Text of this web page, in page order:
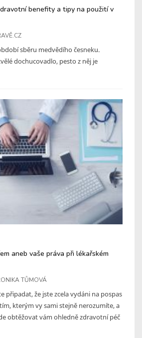
benefity a tipy na použití v
sběru medvědího česneku.
dochucovadlo, pesto z něj je
aneb vaše práva při lékařském
TŮMOVÁ
připadat, že jste zcela vydáni na pospas
kterým vy sami stejně nerozumíte, a
obtěžovat vám ohledně zdravotní péč